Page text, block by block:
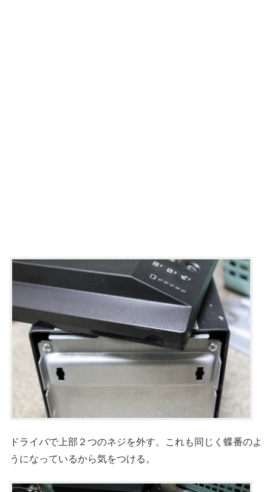
ドライバで上部２つのネジを外す。これも同じく蝶番のよ
うになっているから気をつける。